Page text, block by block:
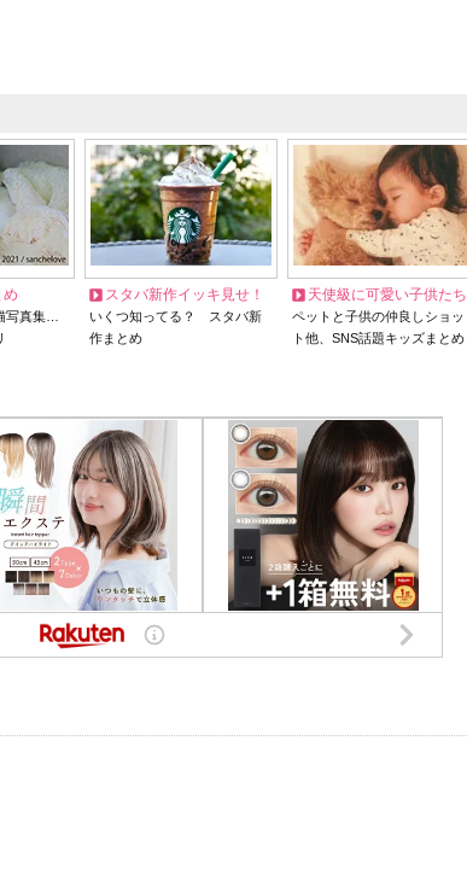
め
写真集…
スタバ新作イッキ見せ！
いくつ知ってる？ スタバ新
作まとめ
天使級に可愛い子供たち
ペットと子供の仲良しショッ
ト他、SNS話題キッズまとめ